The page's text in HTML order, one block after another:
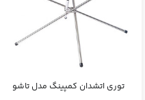
توری اتشدان کمپینگ مدل تاشو